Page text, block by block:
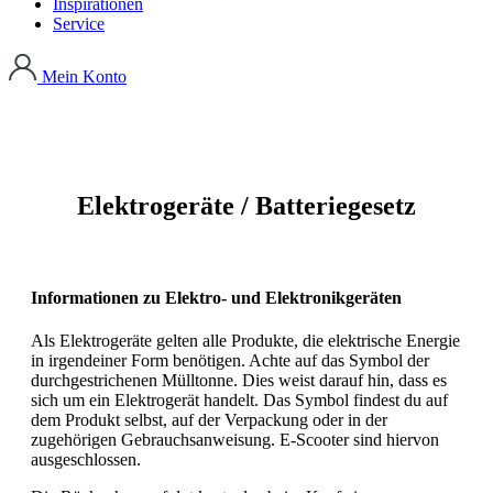
Inspirationen
Service
Mein Konto
Elektrogeräte / Batteriegesetz
Informationen zu Elektro- und Elektronikgeräten
Als Elektrogeräte gelten alle Produkte, die elektrische Energie
in irgendeiner Form benötigen. Achte auf das Symbol der
durchgestrichenen Mülltonne. Dies weist darauf hin, dass es
sich um ein Elektrogerät handelt. Das Symbol findest du auf
dem Produkt selbst, auf der Verpackung oder in der
zugehörigen Gebrauchsanweisung. E-Scooter sind hiervon
ausgeschlossen.